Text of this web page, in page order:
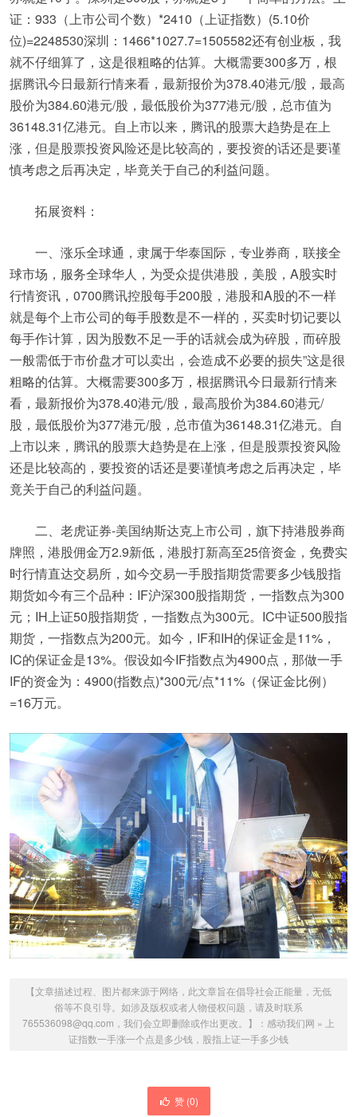
证：933（上市公司个数）*2410（上证指数）(5.10价
位)=2248530深圳：1466*1027.7=1505582还有创业板，我
就不仔细算了，这是很粗略的估算。大概需要300多万，根
据腾讯今日最新行情来看，最新报价为378.40港元/股，最高
股价为384.60港元/股，最低股价为377港元/股，总市值为
36148.31亿港元。自上市以来，腾讯的股票大趋势是在上
涨，但是股票投资风险还是比较高的，要投资的话还是要谨
慎考虑之后再决定，毕竟关于自己的利益问题。
拓展资料：
一、涨乐全球通，隶属于华泰国际，专业券商，联接全
球市场，服务全球华人，为受众提供港股，美股，A股实时
行情资讯，0700腾讯控股每手200股，港股和A股的不一样
就是每个上市公司的每手股数是不一样的，买卖时切记要以
每手作计算，因为股数不足一手的话就会成为碎股，而碎股
一般需低于市价盘才可以卖出，会造成不必要的损失”这是很
粗略的估算。大概需要300多万，根据腾讯今日最新行情来
看，最新报价为378.40港元/股，最高股价为384.60港元/
股，最低股价为377港元/股，总市值为36148.31亿港元。自
上市以来，腾讯的股票大趋势是在上涨，但是股票投资风险
还是比较高的，要投资的话还是要谨慎考虑之后再决定，毕
竟关于自己的利益问题。
二、老虎证券-美国纳斯达克上市公司，旗下持港股券商
牌照，港股佣金万2.9新低，港股打新高至25倍资金，免费实
时行情直达交易所，如今交易一手股指期货需要多少钱股指
期货如今有三个品种：IF沪深300股指期货，一指数点为300
元；IH上证50股指期货，一指数点为300元。IC中证500股指
期货，一指数点为200元。如今，IF和IH的保证金是11%，
IC的保证金是13%。假设如今IF指数点为4900点，那做一手
IF的资金为：4900(指数点)*300元/点*11%（保证金比例）
=16万元。
【文章描述过程、图片都来源于网络，此文章旨在倡导社会正能量，无低
俗等不良引导。如涉及版权或者人物侵权问题，请及时联系
765536098@qq.com，我们会立即删除或作出更改。】： 感动我们网 » 上
证指数一手涨一个点是多少钱，股指上证一手多少钱
赞 (0)